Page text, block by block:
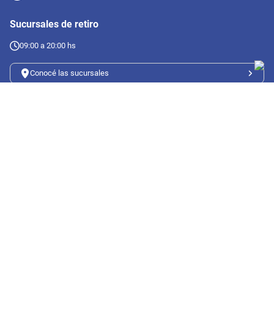
Sucursales de retiro
09:00 a 20:00 hs
Conocé las sucursales